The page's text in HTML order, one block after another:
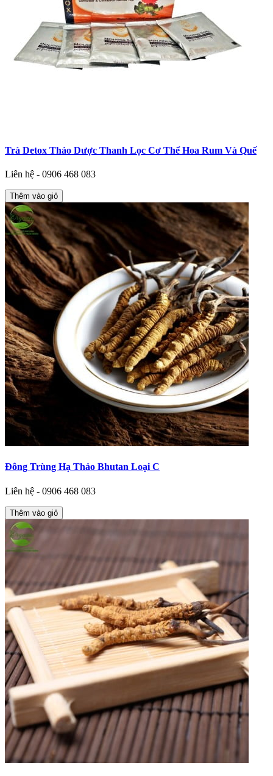
Trà Detox Thảo Dược Thanh Lọc Cơ Thể Hoa Rum Và Quế
Liên hệ - 0906 468 083
Thêm vào giỏ
Đông Trùng Hạ Thảo Bhutan Loại C
Liên hệ - 0906 468 083
Thêm vào giỏ